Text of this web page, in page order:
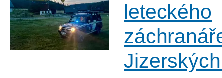
leteckého